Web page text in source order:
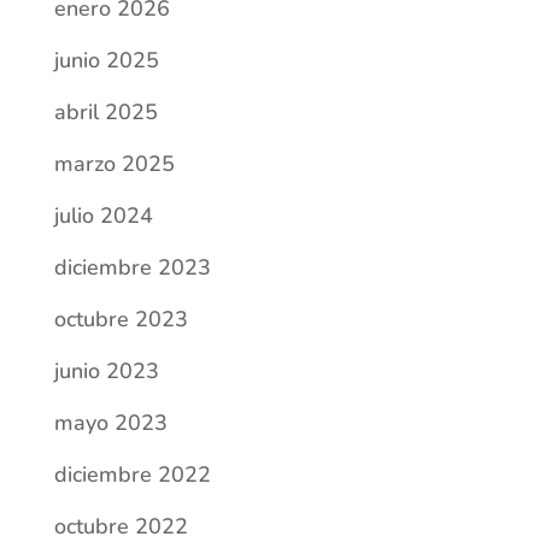
julio 2024
diciembre 2023
octubre 2023
junio 2023
mayo 2023
diciembre 2022
octubre 2022
septiembre 2022
julio 2022
junio 2022
mayo 2022